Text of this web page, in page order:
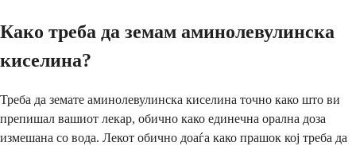
Како треба да земам аминолевулинска
киселина?
Треба да земате аминолевулинска киселина точно како што ви
препишал вашиот лекар, обично како единечна орална доза
измешана со вода. Лекот обично доаѓа како прашок кој треба да